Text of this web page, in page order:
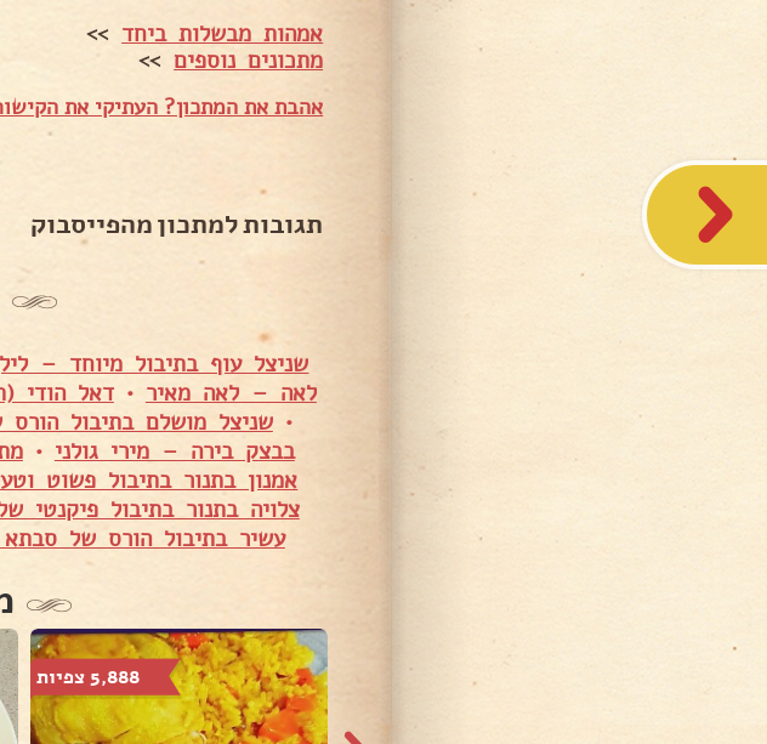
אמהות מבשלות ביחד >>
מתכונים נוספים>>
אהבת את המתכון? העתיקי את
תגובות למתכון מהפייסבוק
שניצל עוף בתיבול מיוחד –
לאה – לאה מאיר •דאל הודי
•שניצל מושלם בתיבול
בבצק בירה – מירי גולני •
אמנון בתנור בתיבול פשוט
צלויה בתנור בתיבול
עשיר בתיבול הורס של
11,197 צפיות 5,888 צפיות